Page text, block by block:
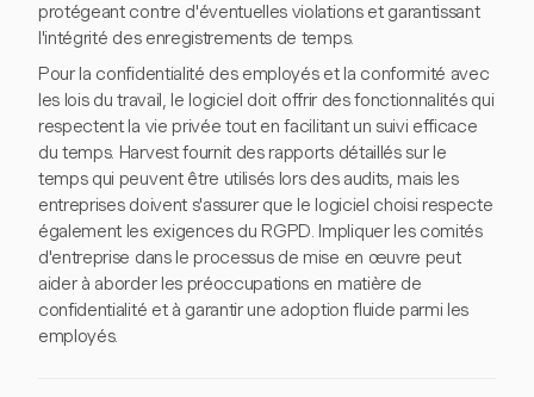
protégeant contre d'éventuelles violations et garantissant
l'intégrité des enregistrements de temps.
Pour la confidentialité des employés et la conformité avec
les lois du travail, le logiciel doit offrir des fonctionnalités qui
respectent la vie privée tout en facilitant un suivi efficace
du temps. Harvest fournit des rapports détaillés sur le
temps qui peuvent être utilisés lors des audits, mais les
entreprises doivent s'assurer que le logiciel choisi respecte
également les exigences du RGPD. Impliquer les comités
d'entreprise dans le processus de mise en œuvre peut
aider à aborder les préoccupations en matière de
confidentialité et à garantir une adoption fluide parmi les
employés.